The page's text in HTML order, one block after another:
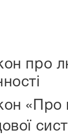
про
«Про